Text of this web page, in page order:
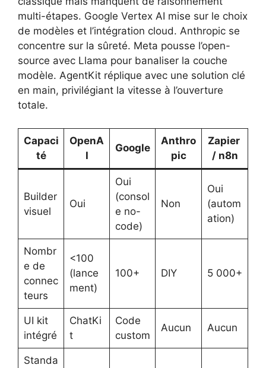
multi-étapes. Google Vertex AI mise sur le choix
de modèles et l’intégration cloud. Anthropic se
concentre sur la sûreté. Meta pousse l’open-
source avec Llama pour banaliser la couche
modèle. AgentKit réplique avec une solution clé
en main, privilégiant la vitesse à l’ouverture
totale.
Capaci
té
OpenA
I
Google
Anthro
pic
Zapier
/ n8n
Builder
visuel
Oui
Oui
(consol
e no-
code)
Non
Oui
(autom
ation)
Nombr
e de
connec
teurs
<100
(lance
ment)
100+ DIY 5 000+
UI kit
intégré
ChatKi
t
Code
custom
Aucun Aucun
Standa